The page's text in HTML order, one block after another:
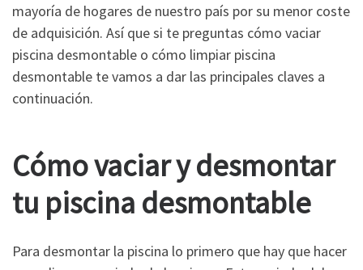
mayoría de hogares de nuestro país por su menor coste
de adquisición. Así que si te preguntas cómo vaciar
piscina desmontable o cómo limpiar piscina
desmontable te vamos a dar las principales claves a
continuación.
Cómo vaciar y desmontar
tu piscina desmontable
Para desmontar la piscina lo primero que hay que hacer